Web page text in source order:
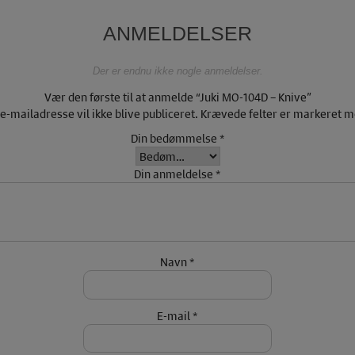
ANMELDELSER
Der er endnu ikke nogle anmeldelser.
Vær den første til at anmelde “Juki MO-104D – Knive”
mailadresse vil ikke blive publiceret. Krævede felter er markeret
Din bedømmelse *
Din anmeldelse *
Navn *
E-mail *